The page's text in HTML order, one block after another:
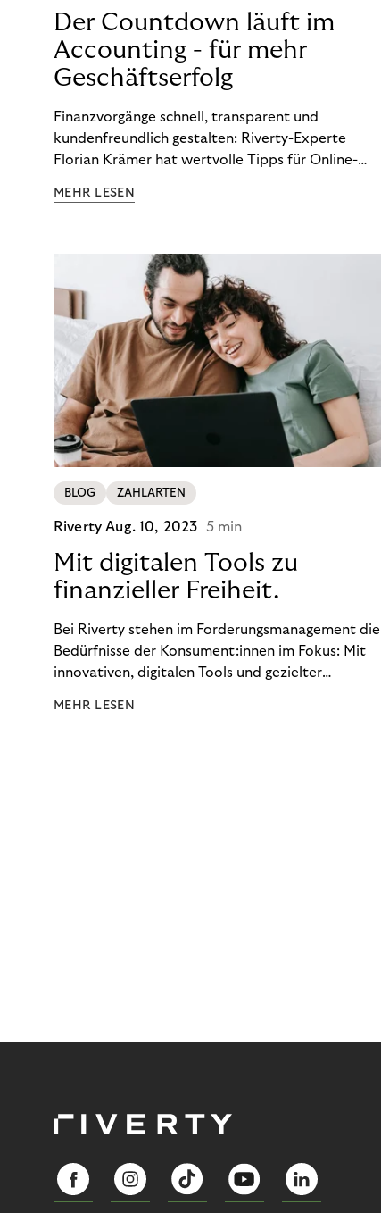
Der Countdown läuft im
Accounting - für mehr
Geschäftserfolg
Finanzvorgänge schnell, transparent und
kundenfreundlich gestalten: Riverty-Experte
Florian Krämer hat wertvolle Tipps für Online-
möchten.
MEHR LESEN
BLOG ZAHLARTEN
RivertyAug. 10, 2023 5 min
Mit digitalen Tools zu
finanzieller Freiheit.
Bei Riverty stehen im Forderungsmanagement die
Bedürfnisse der Konsument:innen im Fokus: Mit
innovativen, digitalen Tools und gezielter
ein Leben in finanzieller Freiheit zu führen. So
MEHR LESEN